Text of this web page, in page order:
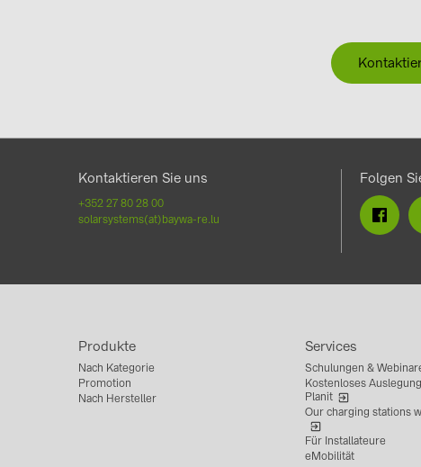
Kontaktieren Sie uns
+352 27 80 28 00
solarsystems(at)baywa-re.lu
Folgen
Produkte
Nach Kategorie
Promotion
Nach Hersteller
Services
Schulungen &
Kostenloses
Planit
Our charging stations
Für Installateure
eMobilität